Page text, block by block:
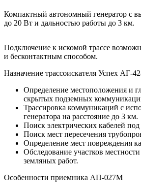
Компактный автономный генератор с
до 20 Вт и дальностью работы до 3 км.
Подключение к искомой трассе
и бесконтактным способом.
Назначение трассоискателя Успех АГ-
Определение местоположения и
скрытых подземных
Трассировка коммуникаций с
генератора на расстояние до 3 км.
Поиск электрических кабелей
Поиск мест пересечения
Определение мест повреждения
Обследование участков
земляных работ.
Особенности приемника АП-027М